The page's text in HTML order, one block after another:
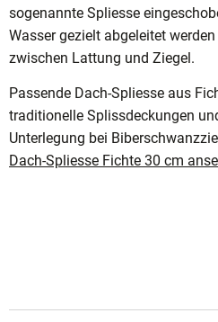
sogenannte Spliesse
Wasser gezielt abgeleitet
zwischen Lattung und Ziegel.
Passende Dach-Spliesse aus
traditionelle Splissdeckungen
Unterlegung bei
Dach-Spliesse Fichte 30 cm